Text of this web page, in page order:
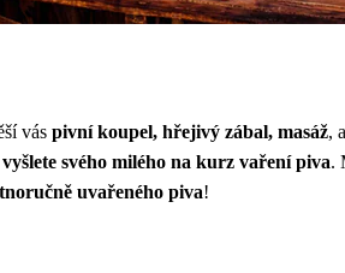
vás pivní koupel, hřejivý zábal, masáž,
vyšlete svého milého na kurz vaření piva.
uvařeného piva!